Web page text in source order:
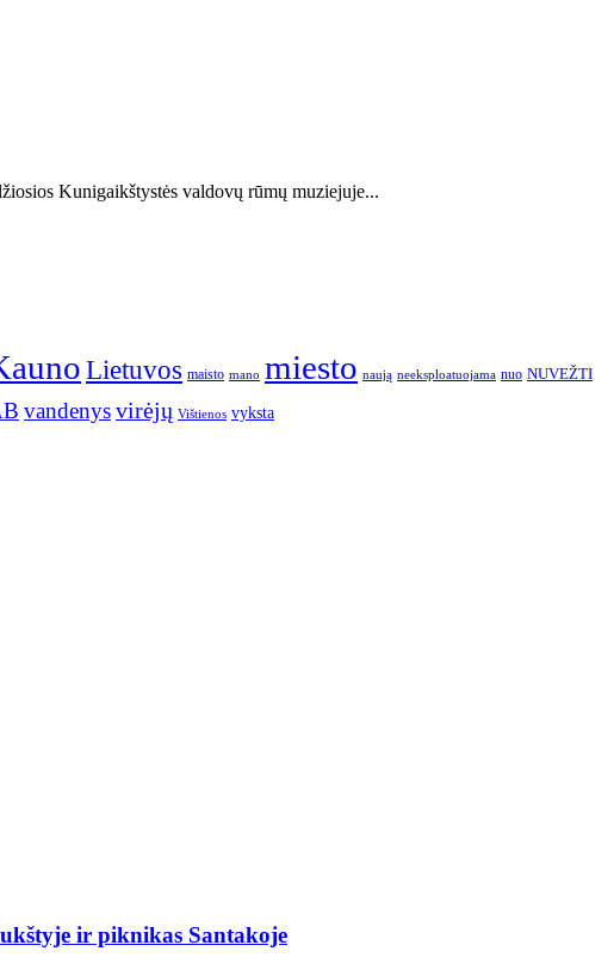
Kunigaikštystės valdovų rūmų muziejuje...
Lietuvos maisto mano miesto naują neeksploatuojama nuo NUVEŽTI
vandenysvirėjų Vištienos vyksta
ir piknikas Santakoje